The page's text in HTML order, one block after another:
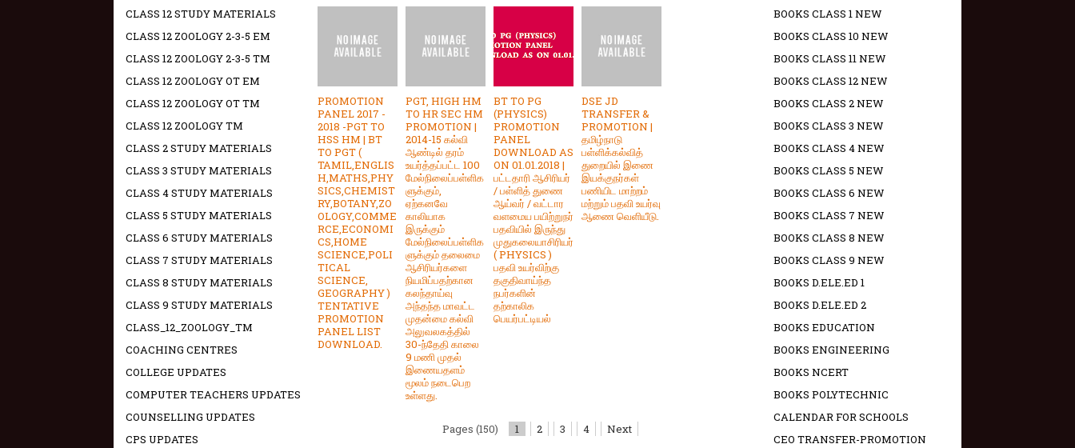
PROMOTION
PANEL 2017 -
2018 -PGT TO
HSS HM | BT
TO PGT (
TAMIL,ENGLIS
H,MATHS,PHY
SICS,CHEMIST
RY,BOTANY,ZO
OLOGY,COMME
RCE,ECONOMI
CS,HOME
SCIENCE,POLI
TICAL
SCIENCE,
GEOGRAPHY )
TENTATIVE
PROMOTION
PANEL LIST
DOWNLOAD.
PGT, HIGH HM
TO HR SEC HM
PROMOTION |
2014-15 கல்வி
ஆண்டில் தரம்
உயர்த்தப்பட்ட 100
மேல்நிலைப்பள்ளிக
ளுக்கும்,
ஏற்கனவே
காலியாக
இருக்கும்
மேல்நிலைப்பள்ளிக
ளுக்கும் தலைமை
ஆசிரியர்களை
நியமிப்பதற்கான
கலந்தாய்வு
அந்தந்த மாவட்ட
முதன்மை கல்வி
அலுவலகத்தில்
30-ந்தேதி காலை
9 மணி முதல்
இணையதளம்
மூலம் நடைபெற
உள்ளது.
BT TO PG
(PHYSICS)
PROMOTION
PANEL
DOWNLOAD AS
ON 01.01.2018 |
பட்டதாரி ஆசிரியர்
/ பள்ளித் துணை
ஆய்வர் / வட்டார
வளமைய பயிற்றுநர்
பதவியில் இருந்து
முதுகலையாசிரியர்
( PHYSICS )
பதவி உயர்விற்கு
தகுதிவாய்ந்த
நபர்களின்
தற்காலிக
பெயர்பட்டியல்
DSE JD
TRANSFER &
PROMOTION |
தமிழ்நாடு
பள்ளிக்கல்வித்
துறையில் இணை
இயக்குநர்கள்
பணியிட மாற்றம்
மற்றும் பதவி உயர்வு
ஆணை வெளியீடு.
Pages (150) 1 2 3 4 Next
CLASS 12 STUDY MATERIALS
CLASS 12 ZOOLOGY 2-3-5 EM
CLASS 12 ZOOLOGY 2-3-5 TM
CLASS 12 ZOOLOGY OT EM
CLASS 12 ZOOLOGY OT TM
CLASS 12 ZOOLOGY TM
CLASS 2 STUDY MATERIALS
CLASS 3 STUDY MATERIALS
CLASS 4 STUDY MATERIALS
CLASS 5 STUDY MATERIALS
CLASS 6 STUDY MATERIALS
CLASS 7 STUDY MATERIALS
CLASS 8 STUDY MATERIALS
CLASS 9 STUDY MATERIALS
CLASS_12_ZOOLOGY_TM
COACHING CENTRES
COLLEGE UPDATES
COMPUTER TEACHERS UPDATES
COUNSELLING UPDATES
CPS UPDATES
BOOKS CLASS 1 NEW
BOOKS CLASS 10 NEW
BOOKS CLASS 11 NEW
BOOKS CLASS 12 NEW
BOOKS CLASS 2 NEW
BOOKS CLASS 3 NEW
BOOKS CLASS 4 NEW
BOOKS CLASS 5 NEW
BOOKS CLASS 6 NEW
BOOKS CLASS 7 NEW
BOOKS CLASS 8 NEW
BOOKS CLASS 9 NEW
BOOKS D.ELE.ED 1
BOOKS D.ELE.ED 2
BOOKS EDUCATION
BOOKS ENGINEERING
BOOKS NCERT
BOOKS POLYTECHNIC
CALENDAR FOR SCHOOLS
CEO TRANSFER-PROMOTION